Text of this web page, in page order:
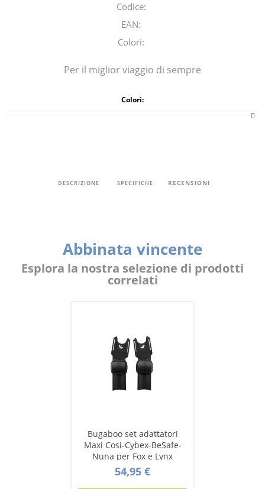
Codice:
EAN:
Colori:
Per il miglior viaggio di sempre
Colori:
DESCRIZIONE SPECIFICHE RECENSIONI
Abbinata vincente
Esplora la nostra selezione di prodotti
correlati
Bugaboo set adattatori
Maxi Cosi-Cybex-BeSafe-
Nuna per Fox e Lynx
54,95 €